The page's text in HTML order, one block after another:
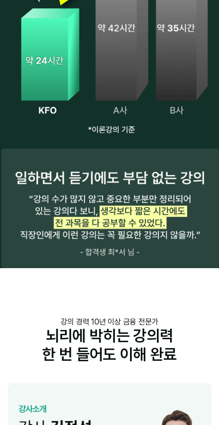
강의 경력 10년 이상 금융 전문가
뇌리에 박히는 강의력
한 번 들어도 이해 완료